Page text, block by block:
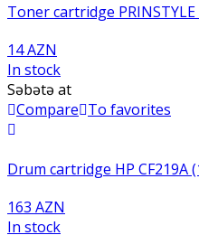
Toner cartridge PRINSTYLE
14 AZN
In stock
Səbətə at
Compare To favorites
Drum cartridge HP CF219A
163 AZN
In stock